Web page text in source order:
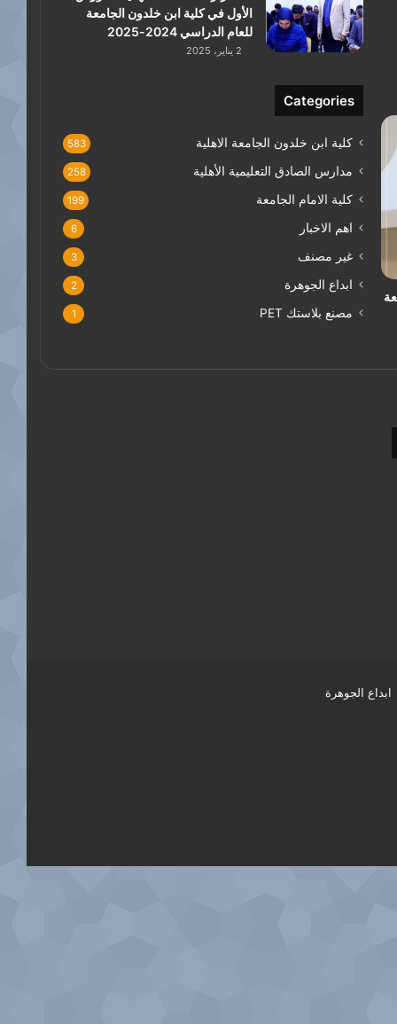
الأول في كلية ابن خلدون الجامعة
للعام الدراسي 2024-2025
2 يناير، 2025
Categories
كلية ابن خلدون الجامعة الاهلية 583
مدارس الصادق التعليمية الأهلية 258
كلية الامام الجامعة 199
اهم الاخبار 6
غير مصنف 3
ابداع الجوهرة 2
مصنع بلاستك PET 1
ابداع الجوهرة